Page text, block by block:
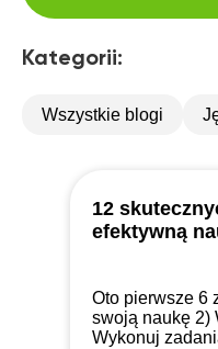
Kategorii:
Wszystkie blogi
12
efektywną
Oto pierwsze 6
swoją naukę 2)
Wykonuj